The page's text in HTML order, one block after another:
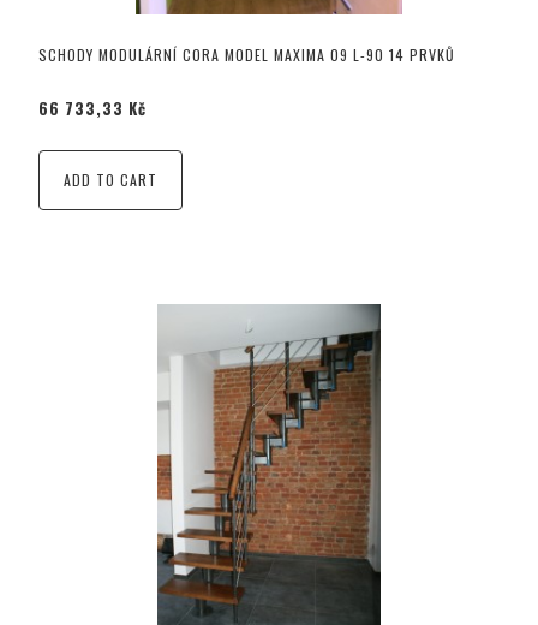
SCHODY MODULÁRNÍ CORA MODEL MAXIMA 09 L-90 14 PRVKŮ
66 733,33 Kč
ADD TO CART